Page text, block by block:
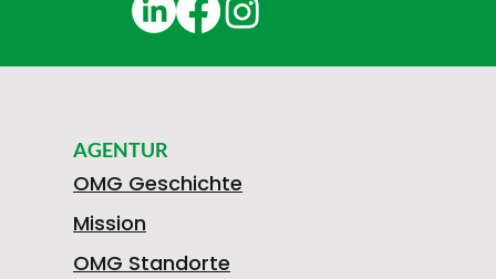
AGENTUR
OMG Geschichte
Mission
OMG Standorte